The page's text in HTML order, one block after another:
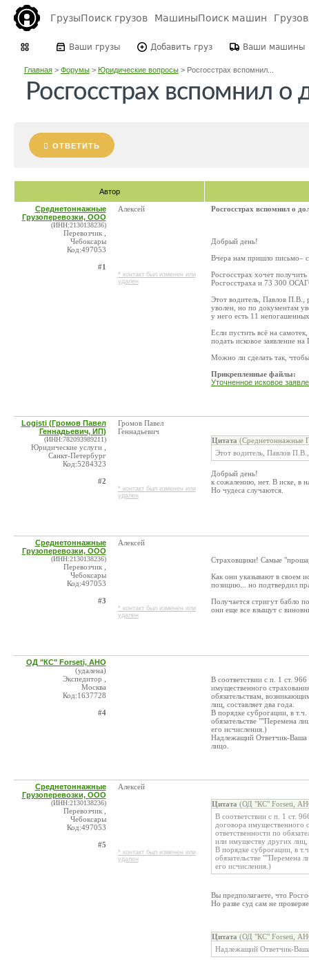
ГрузыПоиск грузов МашиныПоиск машин
Ваши грузы Добавить груз Ваши машины
Главная> Форумы> Юридические вопросы> Росгосстрах вспомнил...
Росгосстрах вспомнил о
ОТВЕТИТЬ
Автор
Среднетоннажные
Грузоперевозки, ООО
(ИНН:2130138236)
Перевозчик ,
Чебоксары
Код:497053
#1
Алексей
* контакт был изменен или
удален
Росгосстрах вспомнил о
Добрый день!
Вчера нам пришло письмо–
Росгосстрах хочет
Росгосстраха и 73 300
Этот водитель, Павлов П.В.,
уволен, но по документам
у него есть 11
Если пустить всё на
подать исковое заявление
Можно ли сделать так,
Прикрепленные файлы:
Уточненное исковое
Logisti (Громов Павел
Геннадьевич, ИП)
(ИНН:782093989211)
Юридические услуги ,
Санкт-Петербург
Код:5284323
#2
Громов Павел
Геннадьевич
* контакт был изменен или
удален
Цитата (Среднетоннажные
Этот водитель, Павлов
Добрый день!
к сожалению, нет. В иске, в
Но чудеса случаются.
Среднетоннажные
Грузоперевозки, ООО
(ИНН:2130138236)
Перевозчик ,
Чебоксары
Код:497053
#3
Алексей
* контакт был изменен или
удален
Страховщики! Самые
Как они указывают в своем
позицию... но подтвердил
Получается стригут бабло
они еще все взыщут с
ОД "КС" Forseti, АНО
(удалена)
Экспедитор ,
Москва
Код:1637728
#4
В соответствии с п. 1 ст.
имущественного
обязательствам,
лиц, составляет два года.
В порядке суброгации, в
обязательстве ""Перемена
его исчисления.)
Надлежащий Ответчик-Ваша
лицо.
Среднетоннажные
Грузоперевозки, ООО
(ИНН:2130138236)
Перевозчик ,
Чебоксары
Код:497053
#5
Алексей
* контакт был изменен или
удален
Цитата (ОД "КС" Forseti,
В соответствии с п. 1 ст.
договора имущественного
ответственности по
или имуществу других лиц,
В порядке суброгации, в
обязательстве ""Перемена
его исчисления.)
Вы предполагаете, что
Но разве суд сам не
Цитата (ОД "КС" Forseti,
Надлежащий Ответчик-